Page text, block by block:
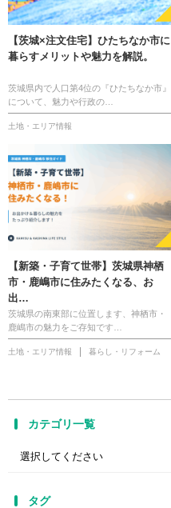
【茨城×注文住宅】ひたちなか市に
暮らすメリットや魅力を解説。
茨城県内で人口第4位の『ひたちなか市』
について、魅力や行政の…
土地・エリア情報
【新築・子育て世帯】茨城県神栖
市・鹿嶋市に住みたくなる、お
出…
茨城県の南東部に位置します、神栖市・
鹿嶋市の魅力をご存知です…
土地・エリア情報 暮らし・リフォーム
カテゴリ一覧
タグ